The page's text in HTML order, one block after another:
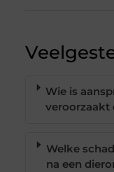
Wie is
veroorzaakt
Welke
na een